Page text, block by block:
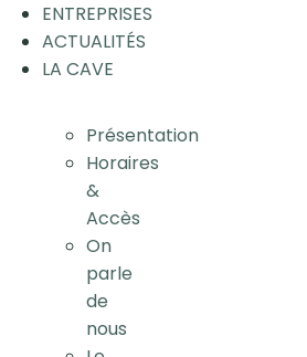
ENTREPRISES
ACTUALITÉS
LA CAVE
Présentation
Horaires
&
Accès
On
parle
de
nous